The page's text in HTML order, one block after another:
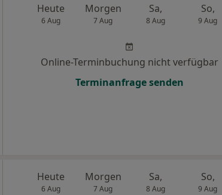
Heute
6 Aug
Morgen
7 Aug
Sa,
8 Aug
So,
9 Aug
Online-Terminbuchung nicht verfügbar
Terminanfrage senden
Heute
6 Aug
Morgen
7 Aug
Sa,
8 Aug
So,
9 Aug